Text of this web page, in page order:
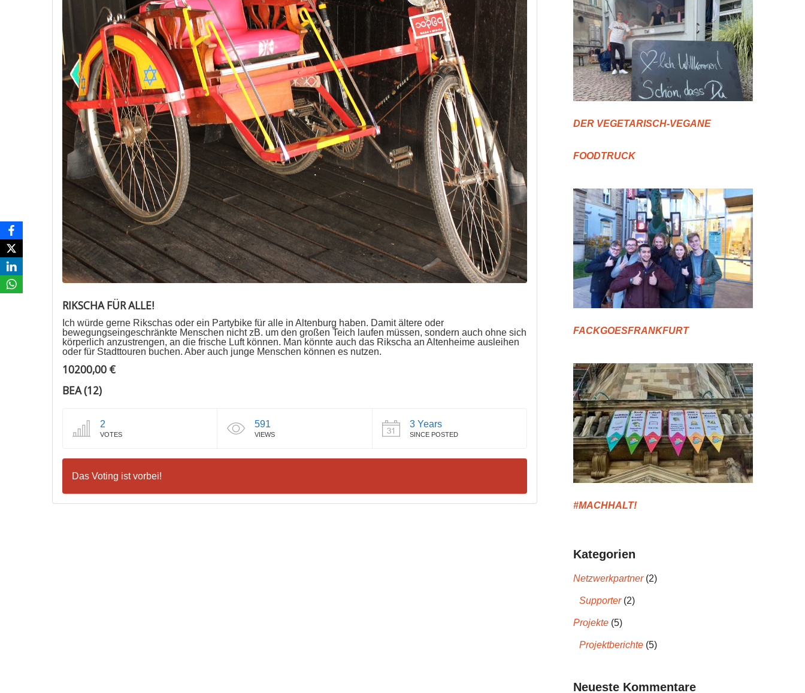
RIKSCHA FÜR ALLE!
Ich würde gerne Rikschas oder ein Partybike für alle in Altenburg haben. Damit ältere oder
bewegungseingeschränkte Menschen nicht zB. um den großen Teich laufen müssen, sondern auch ohne sich
körperlich anzustrengen, an die frische Luft können. Man könnte auch das Rikscha an Altenheime ausleihen
oder für Stadttouren buchen. Aber auch junge Menschen können es nutzen.
10200,00 €
BEA (12)
2
VOTES
591
VIEWS
3 Years
SINCE POSTED
Das Voting ist vorbei!
DER VEGETARISCH-VEGANE
FOODTRUCK
FACKGOESFRANKFURT
#MACHHALT!
Kategorien
Netzwerkpartner(2)
Supporter(2)
Projekte (5)
Projektberichte (5)
Neueste Kommentare